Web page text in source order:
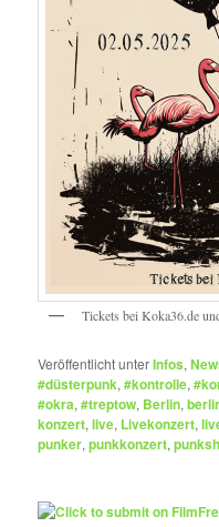
Tickets bei Koka36.de
Veröffentlicht unterInfos,
#düsterpunk,#kontrolle,
#okra,#treptow, Berlin,
konzert,live, Livekonzert,
punker,punkkonzert,